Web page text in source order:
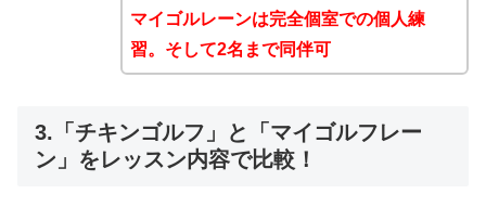
マイゴルレーンは完全個室での個人練
習。そして2名まで同伴可
3.「チキンゴルフ」と「マイゴルフレー
ン」をレッスン内容で比較！